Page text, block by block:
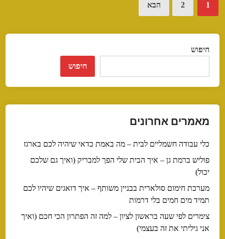
pagination
1
2 הבא
חיפוש
חיפוש
מאמרים אחרונים
כלי עבודה חשמליים לבית – מה באמת כדאי שיהיה לכם בארגז
פוליש ברמת גן – איך הבית שלי הפך למבריק (ואיך גם שלכם
יכול)
מערכת חימום סולארית בבניין משותף – איך דואגים שיהיו לכם
תמיד מים חמים בלי דרמות
צימרים לפי שעה בראשון לציון – למה זה הפתרון הכי חכם (ואיך
אני גיליתי את זה בעצמי)